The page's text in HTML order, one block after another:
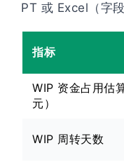
PT 或 Excel（字
指标
WIP 资金占用估
元）
WIP 周转天数